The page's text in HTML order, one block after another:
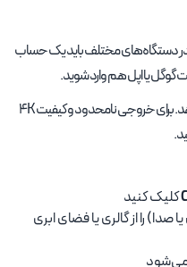
در دستگاه‌های مختلف باید یک حساب
می‌دهد. برای خروجی نامحدود و کیفیت 4K
کلیک کنید
را از گالری یا فضای ابری
می‌شود